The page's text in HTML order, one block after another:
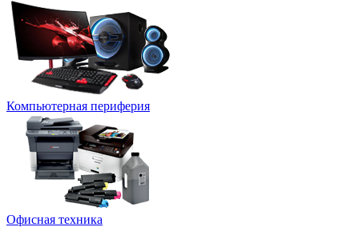
Компьютерная периферия
Офисная техника